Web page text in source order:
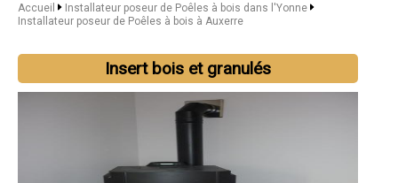
Accueil
Installateur poseur de Poêles à bois dans l'Yonne
Installateur poseur de Poêles à bois à Auxerre
Insert bois et granulés